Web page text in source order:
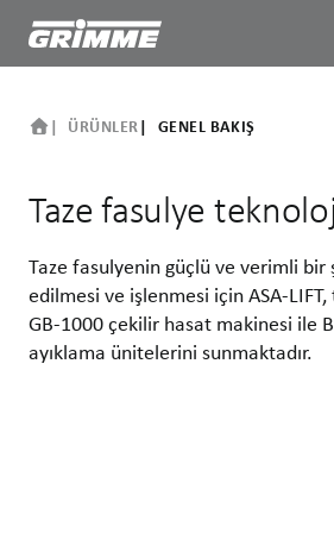
ÜRÜNLER GENEL BAKIŞ
Taze fasulye
Taze fasulyenin güçlü ve verimli bir
edilmesi ve işlenmesi için ASA-
GB-1000 çekilir hasat makinesi ile
ayıklama ünitelerini sunmaktadır.